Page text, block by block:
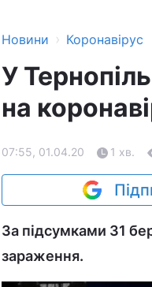
Новини › Коронавірус
У
на
07:55, 01.04.20 1 хв.
За підсумками 31
зараження.